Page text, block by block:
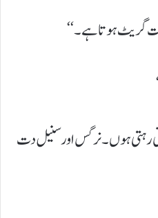
گریٹ ہوتا ہے۔‘‘
رہتی ہوں۔ نرگس اور سنیل دت